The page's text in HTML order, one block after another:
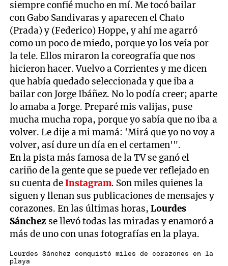
siempre confié mucho en mí. Me tocó bailar
con Gabo Sandivaras y aparecen el Chato
(Prada) y (Federico) Hoppe, y ahí me agarró
como un poco de miedo, porque yo los veía por
la tele. Ellos miraron la coreografía que nos
hicieron hacer. Vuelvo a Corrientes y me dicen
que había quedado seleccionada y que iba a
bailar con Jorge Ibáñez. No lo podía creer; aparte
lo amaba a Jorge. Preparé mis valijas, puse
mucha mucha ropa, porque yo sabía que no iba a
volver. Le dije a mi mamá: 'Mirá que yo no voy a
volver, así dure un día en el certamen'".
En la pista más famosa de la TV se ganó el
cariño de la gente que se puede ver reflejado en
su cuenta deInstagram. Son miles quienes la
siguen y llenan sus publicaciones de mensajes y
corazones. En las últimas horas,Lourdes
Sánchez se llevó todas las miradas y enamoró a
más de uno con unas fotografías en la playa.
Lourdes Sánchez conquistó miles de corazones en la
playa